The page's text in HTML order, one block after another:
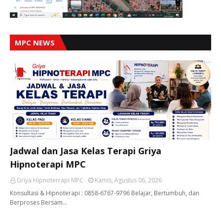
MPC NEWS
Jadwal dan Jasa Kelas Terapi Griya
Hipnoterapi MPC
Griya Hipnoterrapi MPC
Kamis, Agustus 06, 2026
Konsultasi & Hipnoterapi : 0858-6767-9796 Belajar, Bertumbuh, dan
Berproses Bersam…